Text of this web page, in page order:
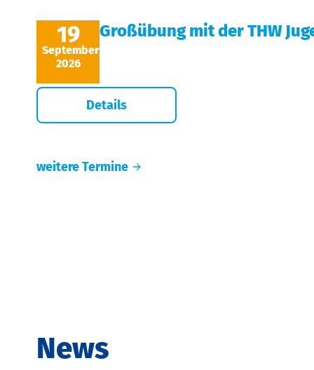
19
September
2026
Großübung mit der THW
Details
weitere Termine
News